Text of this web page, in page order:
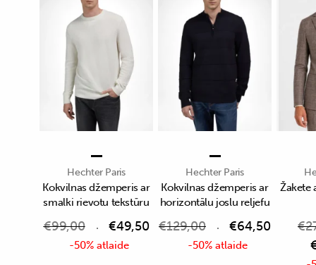
Hechter Paris
Kokvilnas džemperis ar
smalki rievotu tekstūru
€99,00 €49,50
-50% atlaide
Hechter Paris
Kokvilnas džemperis ar
horizontālu joslu reljefu
€129,00 €64,50
-50% atlaide
Žakete
€